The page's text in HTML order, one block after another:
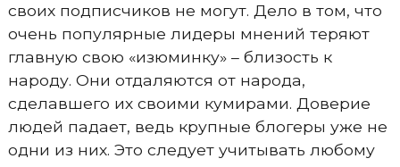
своих подписчиков не могут. Дело в том, что
очень популярные лидеры мнений теряют
главную свою «изюминку» – близость к
народу. Они отдаляются от народа,
сделавшего их своими кумирами. Доверие
людей падает, ведь крупные блогеры уже не
одни из них. Это следует учитывать любому